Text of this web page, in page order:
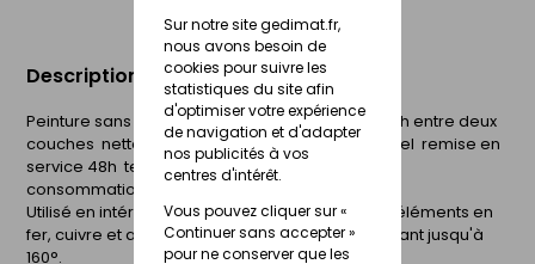
Sur notre site gedimat.fr,
nous avons besoin de
cookies pour suivre les
statistiques du site afin
d'optimiser votre expérience
de navigation et d'adapter
nos publicités à vos
centres d'intérêt.
Vous pouvez cliquer sur «
Continuer sans accepter »
pour ne conserver que les
Description du produit
Peinture sans sous-couche  sec au toucher 1h  4h entre deux
couches  nettoyage des outils au diluant universel  remise en
service 48h  tenue à la chaleur 160°
consommation moyenne 4m² pour 0,25 litre.
Utilisé en intérieur pour protéger et décorer les éléments en
fer, cuivre et aluminuim soumis à une chaleur allant jusqu'à
160°.